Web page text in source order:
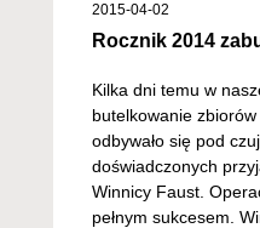
2015-04-02
Rocznik 2014
Kilka dni temu w
butelkowanie
odbywało się pod
doświadczonych
Winnicy Faust.
pełnym sukcesem.